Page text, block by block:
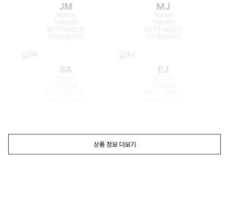
JM
166cm
TOP(55)
BOTTOM(25)
MJ
164cm
TOP(55)
BOTTOM(26)
SA EJ
상품 정보 더보기